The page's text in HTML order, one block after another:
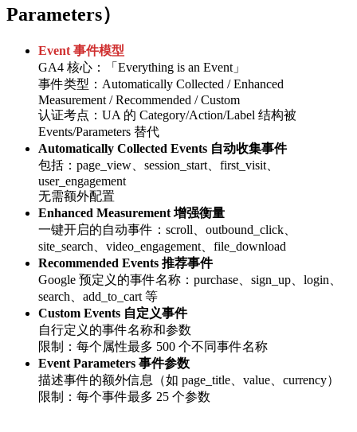
Parameters）
Event 事件模型
GA4 核心：「Everything is an Event」
事件类型：Automatically Collected / Enhanced
Measurement / Recommended / Custom
认证考点：UA 的 Category/Action/Label 结构被
Events/Parameters 替代
Automatically Collected Events 自动收集事件
包括：page_view、session_start、first_visit、
user_engagement
无需额外配置
Enhanced Measurement 增强衡量
一键开启的自动事件：scroll、outbound_click、
site_search、video_engagement、file_download
Recommended Events 推荐事件
Google 预定义的事件名称：purchase、sign_up、login、
search、add_to_cart 等
Custom Events 自定义事件
自行定义的事件名称和参数
限制：每个属性最多 500 个不同事件名称
Event Parameters 事件参数
描述事件的额外信息（如 page_title、value、currency）
限制：每个事件最多 25 个参数